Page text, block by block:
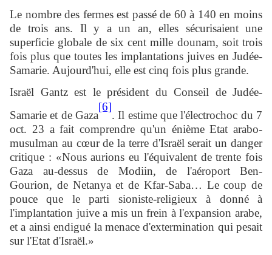
Le nombre des fermes est passé de 60 à 140 en moins
de trois ans. Il y a un an, elles sécurisaient une
superficie globale de six cent mille dounam, soit trois
fois plus que toutes les implantations juives en Judée-
Samarie. Aujourd'hui, elle est cinq fois plus grande.
Israël Gantz est le président du Conseil de Judée-
Samarie et de Gaza
[6]
. Il estime que l'électrochoc du 7
oct. 23 a fait comprendre qu'un énième Etat arabo-
musulman au cœur de la terre d'Israël serait un danger
critique : «Nous aurions eu l'équivalent de trente fois
Gaza au-dessus de Modiin, de l'aéroport Ben-
Gourion, de Netanya et de Kfar-Saba… Le coup de
pouce que le parti sioniste-religieux à donné à
l'implantation juive a mis un frein à l'expansion arabe,
et a ainsi endigué la menace d'extermination qui pesait
sur l'Etat d'Israël.»